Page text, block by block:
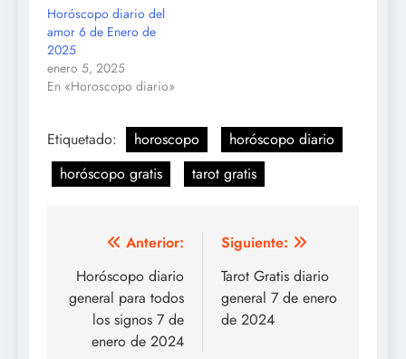
Horóscopo diario del
amor 6 de Enero de
2025
enero 5, 2025
En «Horoscopo diario»
Etiquetado: horoscopo
horóscopo diario
horóscopo gratis
tarot gratis
Navegación
de
entradas
Anterior:
Horóscopo diario
general para todos
los signos 7 de
enero de 2024
Siguiente:
Tarot Gratis diario
general 7 de enero
de 2024